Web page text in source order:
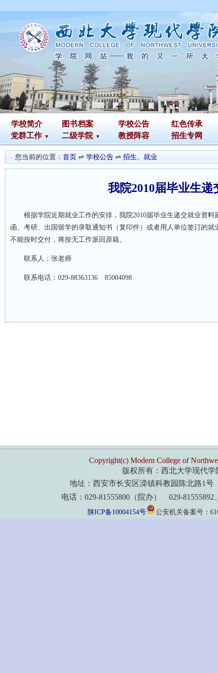
学校简介 图书档案 学校公告
红色传承
党群工作
二级学院 教授阵容 招生专网
您当前的位置： 首页 ⇌ 学校公告 ⇌ 招生、就业
我院2010届毕业生
根据学院近期就业工作的安排，我院2010届毕业生递交就业资料
函、考研、出国留学的录取通知书（复印件）或者用人单位签订的
不能按时交付，将按无工作派回原籍。
联系人：张老师
联系电话：029-88363136 85004098
Copyright(c) Modern College of
版权所有：西北大学现代学
地址：西安市长安区滦镇科教园陈北路1
电话：029-81555800（院办） 029-81555892
陕ICP备10004154号 公安机关备案号：